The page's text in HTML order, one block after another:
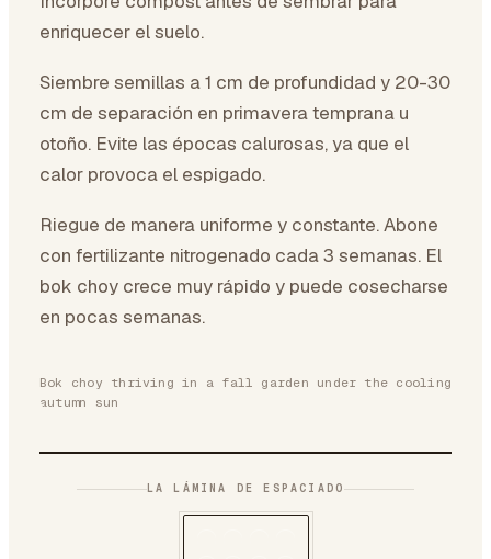
enriquecer el suelo.
Siembre semillas a 1 cm de profundidad y 20-30
cm de separación en primavera temprana u
otoño. Evite las épocas calurosas, ya que el
calor provoca el espigado.
Riegue de manera uniforme y constante. Abone
con fertilizante nitrogenado cada 3 semanas. El
bok choy crece muy rápido y puede cosecharse
en pocas semanas.
Bok choy thriving in a fall garden under the cooling
autumn sun
LA LÁMINA DE ESPACIADO